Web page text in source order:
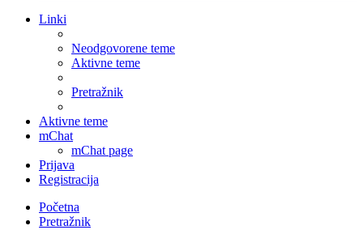
Linki
Neodgovorene teme
Aktivne teme
Pretražnik
Aktivne teme
mChat
mChat page
Prijava
Registracija
Početna
Pretražnik